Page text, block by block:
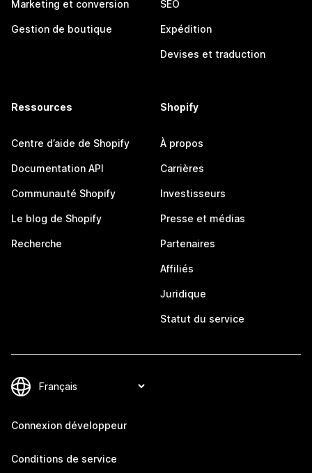
Marketing et conversion
Gestion de boutique
SEO
Expédition
Devises et traduction
Ressources
Centre d’aide de Shopify
Documentation API
Communauté Shopify
Le blog de Shopify
Recherche
Shopify
À propos
Carrières
Investisseurs
Presse et médias
Partenaires
Affiliés
Juridique
Statut du service
Connexion développeur
Conditions de service